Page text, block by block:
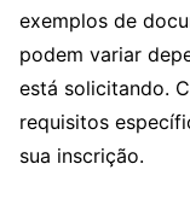
exemplos de
podem variar
está solicitando.
requisitos
sua inscrição.